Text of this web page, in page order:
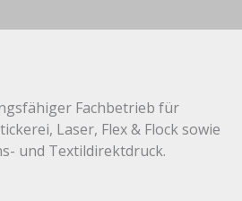
Fachbetrieb für
Laser, Flex & Flock sowie
und Textildirektdruck.